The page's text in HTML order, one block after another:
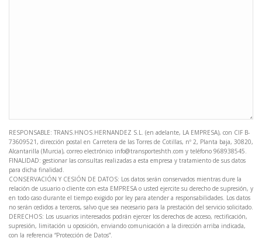
RESPONSABLE: TRANS.HNOS.HERNANDEZ S.L. (en adelante, LA EMPRESA), con CIF B-
73609521, dirección postal en Carretera de las Torres de Cotillas, nº 2, Planta baja, 30820,
Alcantarilla (Murcia), correo electrónico info@transporteshth.com y teléfono 968938545.
FINALIDAD: gestionar las consultas realizadas a esta empresa y tratamiento de sus datos
para dicha finalidad.
CONSERVACIÓN Y CESIÓN DE DATOS: Los datos serán conservados mientras dure la
relación de usuario o cliente con esta EMPRESA o usted ejercite su derecho de supresión, y
en todo caso durante el tiempo exigido por ley para atender a responsabilidades. Los datos
no serán cedidos a terceros, salvo que sea necesario para la prestación del servicio solicitado.
DERECHOS: Los usuarios interesados podrán ejercer los derechos de acceso, rectificación,
supresión, limitación u oposición, enviando comunicación a la dirección arriba indicada,
con la referencia “Protección de Datos”.